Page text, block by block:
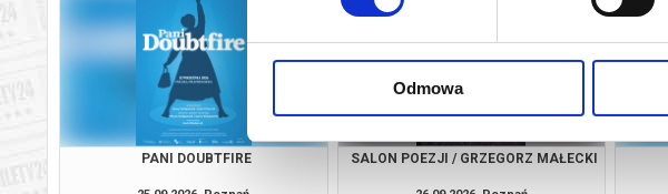
Odmowa
PANI DOUBTFIRE SALON POEZJI / GRZEGORZ MAŁECKI